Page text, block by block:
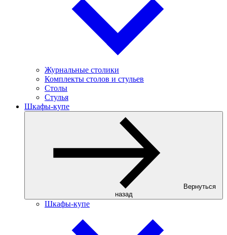
Журнальные столики
Комплекты столов и стульев
Столы
Стулья
Шкафы-купе
Вернуться
назад
Шкафы-купе